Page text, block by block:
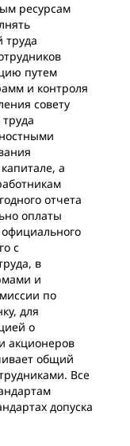
ресурсам
труда
путем
и контроля
совету
а
отчета
оплаты
с
в
и
по
для
о
акционеров
общий
Все
допуска